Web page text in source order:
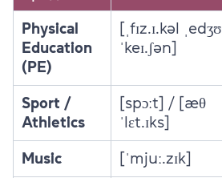
Physical
Education
(PE)
[ˌfɪz.ɪ.kəl ˌedʒʊ
ˈkeɪ.ʃən]
Sport /
Athletics
[spɔːt] / [æθ
ˈlɛt.ɪks]
Music [ˈmjuː.zɪk]